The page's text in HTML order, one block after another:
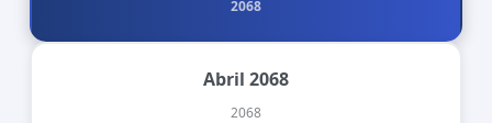
2068
Abril 2068
2068